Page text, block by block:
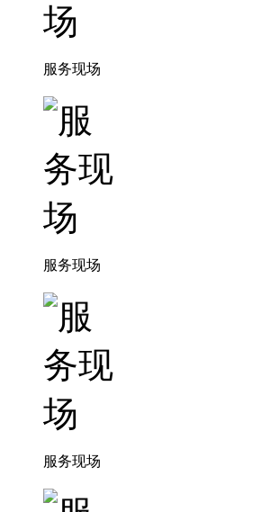
服务现场
服务现场
服务现场